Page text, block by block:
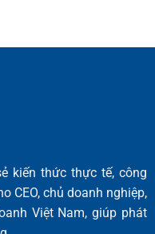
kiến thức thực tế, công
CEO, chủ doanh nghiệp,
Việt Nam, giúp phát